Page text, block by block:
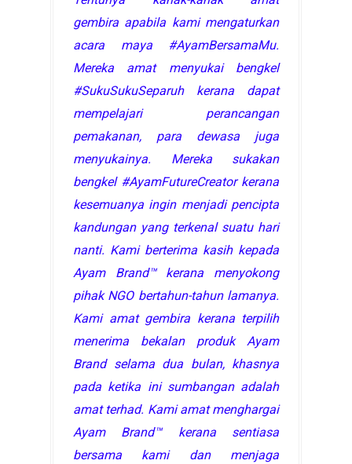
gembira apabila kami mengaturkan
acara maya #AyamBersamaMu.
Mereka amat menyukai bengkel
#SukuSukuSeparuh kerana dapat
mempelajari perancangan
pemakanan, para dewasa juga
menyukainya. Mereka sukakan
bengkel #AyamFutureCreator kerana
kesemuanya ingin menjadi pencipta
kandungan yang terkenal suatu hari
nanti. Kami berterima kasih kepada
Ayam Brand™ kerana menyokong
pihak NGO bertahun-tahun lamanya.
Kami amat gembira kerana terpilih
menerima bekalan produk Ayam
Brand selama dua bulan, khasnya
pada ketika ini sumbangan adalah
amat terhad. Kami amat menghargai
Ayam Brand™ kerana sentiasa
bersama kami dan menjaga